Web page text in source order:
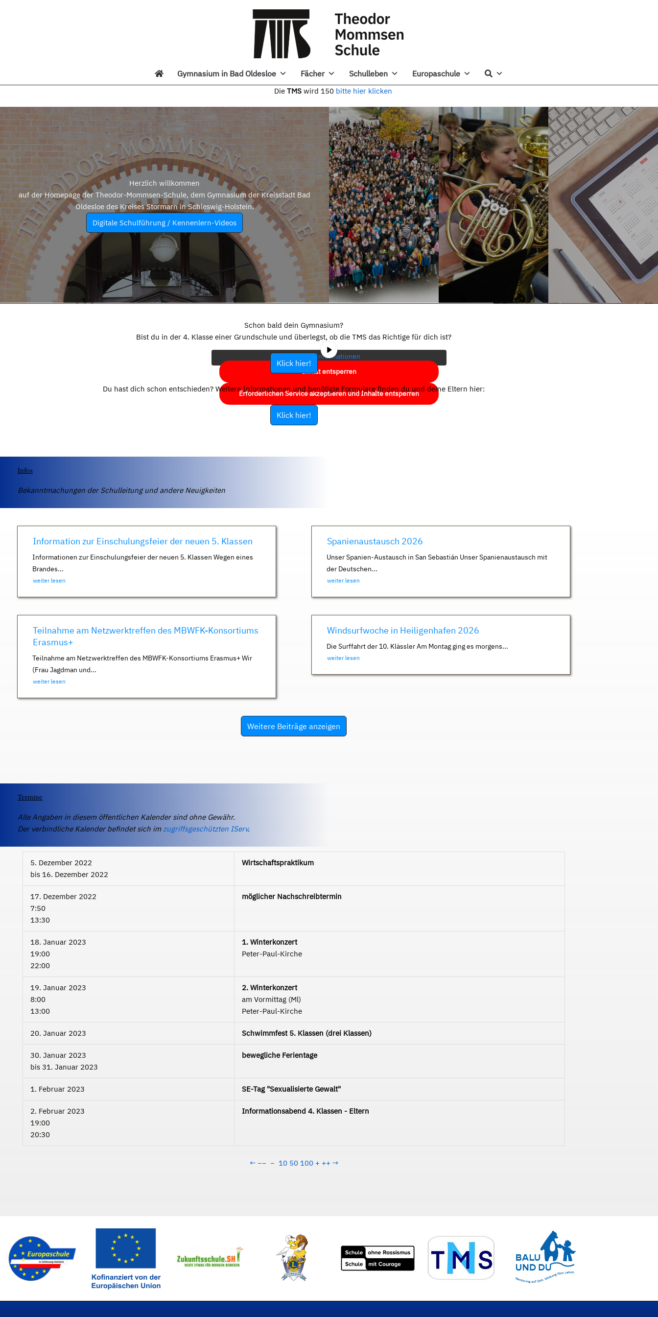
Gymnasium in Bad Oldesloe Fächer Schulleben Europaschule
Die TMS wird 150 bitte hier klicken
Herzlich willkommen
auf der Homepage der Theodor-Mommsen-Schule, dem Gymnasium der Kreisstadt Bad
Oldesloe des Kreises Stormarn in Schleswig-Holstein.
Digitale Schulführung / Kennenlern-Videos
eigentlichen Inhalt zuzugreifen, klicken Sie auf die Schaltfläche unten.
Bitte beachten Sie, dass dabei Daten an Drittanbieter weitergegeben
werden.
Mehr Informationen
Inhalt entsperren
Erforderlichen Service akzeptieren und Inhalte entsperren
Schon bald dein Gymnasium?
Bist du in der 4. Klasse einer Grundschule und überlegst, ob die TMS das Richtige für dich ist?
Klick hier!
Du hast dich schon entschieden? Weitere Informationen und benötigte Formulare finden du und deine Eltern hier:
Klick hier!
Infos
Bekanntmachungen der Schulleitung und andere Neuigkeiten
Information zur Einschulungsfeier der neuen 5. Klassen
Informationen zur Einschulungsfeier der neuen 5. Klassen Wegen eines
Brandes...
weiter lesen
Spanienaustausch 2026
Unser Spanien-Austausch in San Sebastián Unser Spanienaustausch mit
der Deutschen...
weiter lesen
Teilnahme am Netzwerktreffen des MBWFK-Konsortiums
Erasmus+
Teilnahme am Netzwerktreffen des MBWFK-Konsortiums Erasmus+ Wir
(Frau Jagdman und...
weiter lesen
Windsurfwoche in Heiligenhafen 2026
Die Surffahrt der 10. Klässler Am Montag ging es morgens...
weiter lesen
Weitere Beiträge anzeigen
Termine
Alle Angaben in diesem öffentlichen Kalender sind ohne Gewähr.
Der verbindliche Kalender befindet sich imzugriffsgeschützten IServ.
5. Dezember 2022
bis 16. Dezember 2022
Wirtschaftspraktikum
17. Dezember 2022
7:50
13:30
möglicher Nachschreibtermin
18. Januar 2023
19:00
22:00
1. Winterkonzert
Peter-Paul-Kirche
19. Januar 2023
8:00
13:00
2. Winterkonzert
am Vormittag (Ml)
Peter-Paul-Kirche
20. Januar 2023 Schwimmfest 5. Klassen (drei Klassen)
30. Januar 2023
bis 31. Januar 2023
bewegliche Ferientage
1. Februar 2023 SE-Tag "Sexualisierte Gewalt"
2. Februar 2023
19:00
20:30
Informationsabend 4. Klassen - Eltern
← −− − 10 50 100 + ++ →